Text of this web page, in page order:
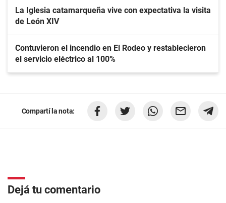
La Iglesia catamarqueña vive con expectativa la visita
de León XIV
Contuvieron el incendio en El Rodeo y restablecieron
el servicio eléctrico al 100%
Compartí la nota:
Dejá tu comentario